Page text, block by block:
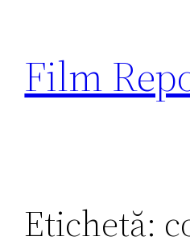
conținut
Film
Etichetă: